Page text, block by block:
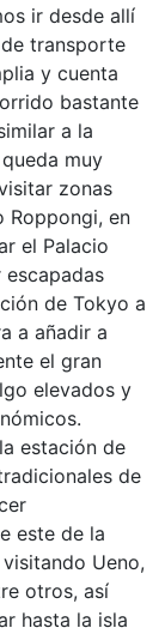
ir desde allí
transporte
y cuenta
bastante
a la
muy
zonas
Roppongi, en
el Palacio
escapadas
de Tokyo a
a añadir a
el gran
elevados y
estación de
de
este de la
Ueno,
otros, así
hasta la isla